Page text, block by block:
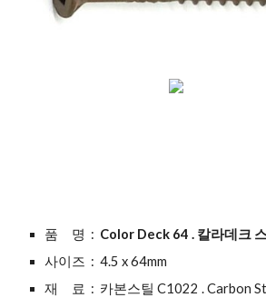
품     명  :
Color Deck 64 . 칼라데크
사이즈  :  4.5 x 64mm
재     료  :  카본스틸 C1022 . Carbon